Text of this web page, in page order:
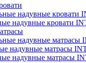
надувные кровати
надувные кровати
надувные матрасы
надувные матрасы
надувные матрасы